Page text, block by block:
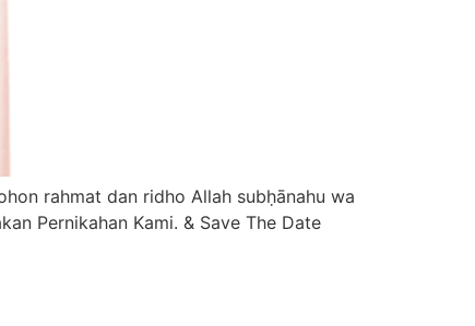
Pernikahan Kami. & Save The Date